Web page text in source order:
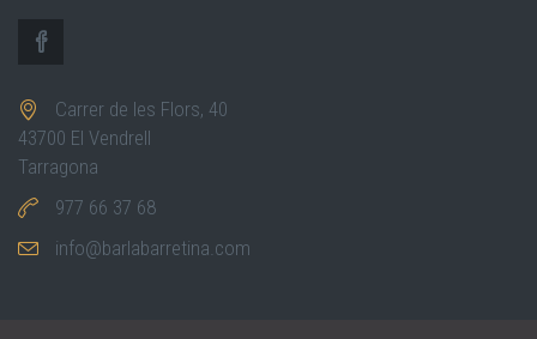
Carrer de les Flors, 40
43700 El Vendrell
Tarragona
977 66 37 68
info@barlabarretina.com